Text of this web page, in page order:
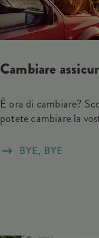
Cambiare
È ora di cambiare?
potete cambiare la
BYE, BYE